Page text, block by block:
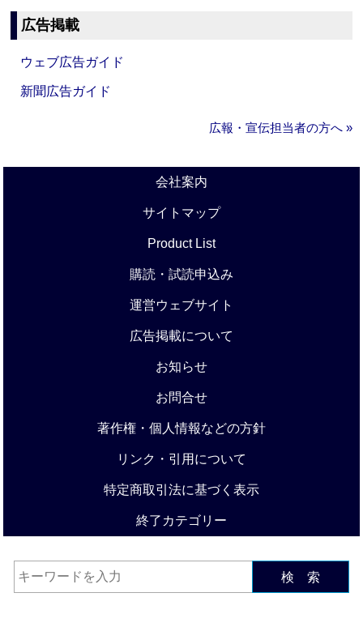
広告掲載
ウェブ広告ガイド
新聞広告ガイド
広報・宣伝担当者の方へ »
会社案内
サイトマップ
Product List
購読・試読申込み
運営ウェブサイト
広告掲載について
お知らせ
お問合せ
著作権・個人情報などの方針
リンク・引用について
特定商取引法に基づく表示
終了カテゴリー
検 索